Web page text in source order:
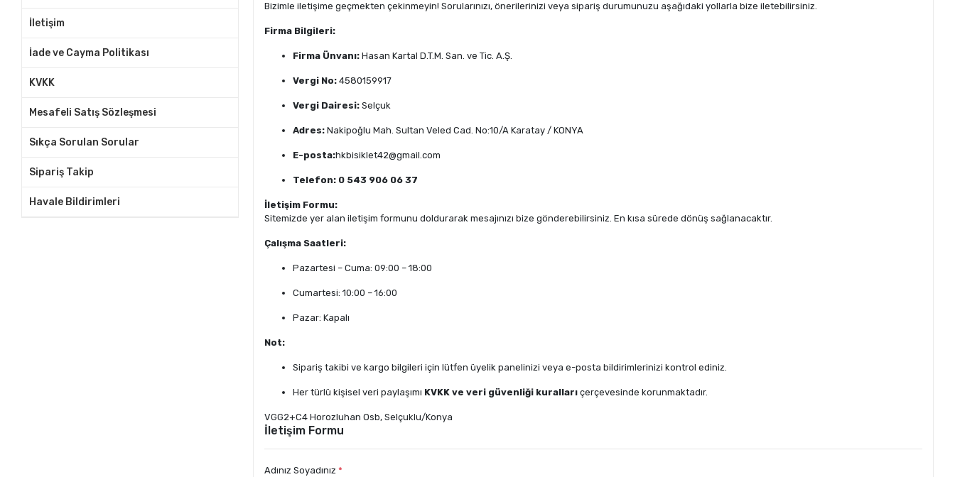
İletişim
İade ve Cayma Politikası
KVKK
Mesafeli Satış Sözleşmesi
Sıkça Sorulan Sorular
Sipariş Takip
Havale Bildirimleri
Bizimle iletişime geçmekten çekinmeyin! Sorularınızı, önerilerinizi veya sipariş durumunuzu aşağıdaki yollarla bize iletebilirsiniz.
Firma Bilgileri:
Firma Ünvanı: Hasan Kartal D.T.M. San. ve Tic. A.Ş.
Vergi No: 4580159917
Vergi Dairesi: Selçuk
Adres: Nakipoğlu Mah. Sultan Veled Cad. No:10/A Karatay / KONYA
E-posta:hkbisiklet42@gmail.com
Telefon: 0 543 906 06 37
İletişim Formu:
Sitemizde yer alan iletişim formunu doldurarak mesajınızı bize gönderebilirsiniz. En kısa sürede dönüş sağlanacaktır.
Çalışma Saatleri:
Pazartesi – Cuma: 09:00 – 18:00
Cumartesi: 10:00 – 16:00
Pazar: Kapalı
Not:
Sipariş takibi ve kargo bilgileri için lütfen üyelik panelinizi veya e-posta bildirimlerinizi kontrol ediniz.
Her türlü kişisel veri paylaşımı KVKK ve veri güvenliği kuralları çerçevesinde korunmaktadır.
VGG2+C4 Horozluhan Osb, Selçuklu/Konya
İletişim Formu
Adınız Soyadınız*